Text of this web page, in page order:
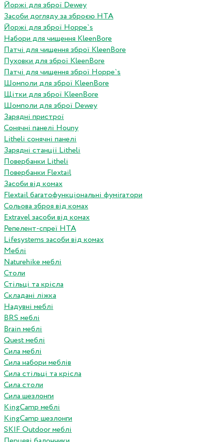
Йоржі для зброї Dewey
Засоби догляду за зброєю HTA
Йоржі для зброї Hoppe`s
Набори для чищення KleenBore
Патчі для чищення зброї KleenBore
Пуховки для зброї KleenBore
Патчі для чищення зброї Hoppe`s
Шомполи для зброї KleenBore
Щітки для зброї KleenBore
Шомполи для зброї Dewey
Зарядні пристрої
Сонячні панелі Houny
Litheli сонячні панелі
Зарядні станції Litheli
Повербанки Litheli
Повербанки Flextail
Засоби від комах
Flextail багатофункціональні фумігатори
Сольова зброя від комах
Extravel засоби від комах
Репелент-спреї HTA
Lifesystems засоби від комах
Меблі
Naturehike меблі
Столи
Стільці та крісла
Складані ліжка
Надувні меблі
BRS меблі
Brain меблі
Quest меблі
Сила меблі
Сила набори меблів
Сила стільці та крісла
Сила столи
Сила шезлонги
KingCamp меблі
KingCamp шезлонги
SKIF Outdoor меблі